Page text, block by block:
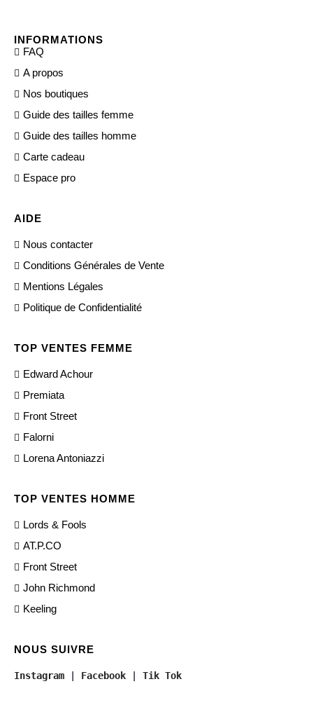
INFORMATIONS
FAQ
A propos
Nos boutiques
Guide des tailles femme
Guide des tailles homme
Carte cadeau
Espace pro
AIDE
Nous contacter
Conditions Générales de Vente
Mentions Légales
Politique de Confidentialité
TOP VENTES FEMME
Edward Achour
Premiata
Front Street
Falorni
Lorena Antoniazzi
TOP VENTES HOMME
Lords & Fools
AT.P.CO
Front Street
John Richmond
Keeling
NOUS SUIVRE
Instagram Facebook Tik Tok